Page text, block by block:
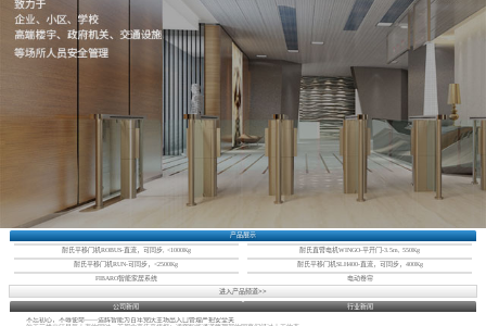
产品展示
耐氏平移门机ROBUS-直流，可同步, <1000Kg 耐氏直臂电机WINGO-平开门-3.5m, 550Kg
耐氏平移门机RUN-可同步，<2500Kg 耐氏平移门机SLH400-直流，可同步，400Kg
FIBARO智能家居系统
电动卷帘
进入产品频道>>
公司新闻
行业新闻
不忘初心，不辱使命——适辉智能为百年党庆主场出入口管理严把安全关